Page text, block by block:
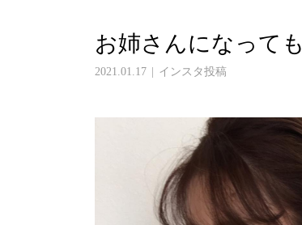
お姉さんになっても
2021.01.17 インスタ投稿